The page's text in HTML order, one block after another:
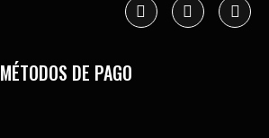
MÉTODOS DE PAGO